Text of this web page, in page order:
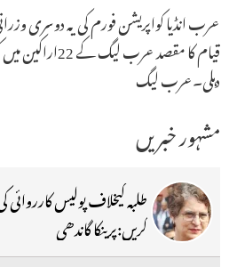
عرب انڈیا کواپریشن فورم کی یہ دوسری
قیام کا مقصد عرب
دہلی۔عرب لیگ
مشہور خبریں
طلبہ کیخلاف پولیس
کریں:پرینکا گاندھی